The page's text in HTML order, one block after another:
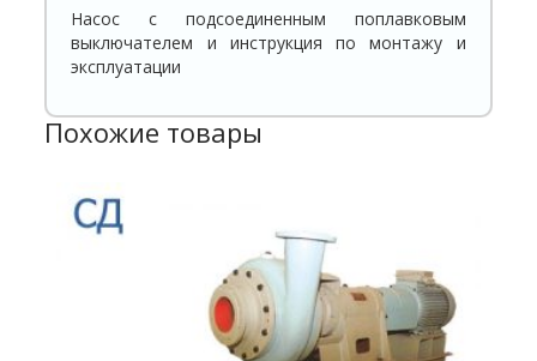
Насос с подсоединенным поплавковым
выключателем и инструкция по монтажу и
эксплуатации
Похожие товары